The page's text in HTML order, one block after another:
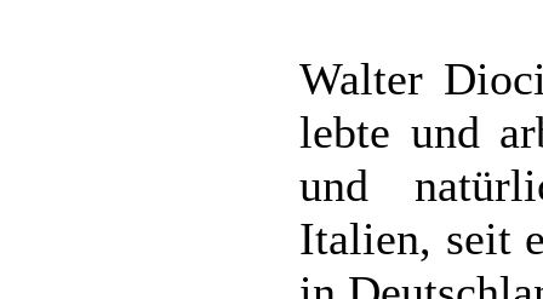
Walter
lebte und
und
Italien, seit